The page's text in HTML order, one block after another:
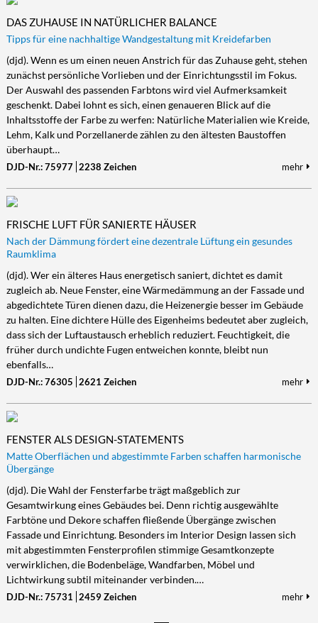
DAS ZUHAUSE IN NATÜRLICHER BALANCE
Tipps für eine nachhaltige Wandgestaltung mit Kreidefarben
(djd). Wenn es um einen neuen Anstrich für das Zuhause geht, stehen
zunächst persönliche Vorlieben und der Einrichtungsstil im Fokus.
Der Auswahl des passenden Farbtons wird viel Aufmerksamkeit
geschenkt. Dabei lohnt es sich, einen genaueren Blick auf die
Inhaltsstoffe der Farbe zu werfen: Natürliche Materialien wie Kreide,
Lehm, Kalk und Porzellanerde zählen zu den ältesten Baustoffen
überhaupt…
DJD-Nr.: 75977 2238 Zeichen mehr
FRISCHE LUFT FÜR SANIERTE HÄUSER
Nach der Dämmung fördert eine dezentrale Lüftung ein gesundes
Raumklima
(djd). Wer ein älteres Haus energetisch saniert, dichtet es damit
zugleich ab. Neue Fenster, eine Wärmedämmung an der Fassade und
abgedichtete Türen dienen dazu, die Heizenergie besser im Gebäude
zu halten. Eine dichtere Hülle des Eigenheims bedeutet aber zugleich,
dass sich der Luftaustausch erheblich reduziert. Feuchtigkeit, die
früher durch undichte Fugen entweichen konnte, bleibt nun
ebenfalls…
DJD-Nr.: 76305 2621 Zeichen mehr
FENSTER ALS DESIGN-STATEMENTS
Matte Oberflächen und abgestimmte Farben schaffen harmonische
Übergänge
(djd). Die Wahl der Fensterfarbe trägt maßgeblich zur
Gesamtwirkung eines Gebäudes bei. Denn richtig ausgewählte
Farbtöne und Dekore schaffen fließende Übergänge zwischen
Fassade und Einrichtung. Besonders im Interior Design lassen sich
mit abgestimmten Fensterprofilen stimmige Gesamtkonzepte
verwirklichen, die Bodenbeläge, Wandfarben, Möbel und
Lichtwirkung subtil miteinander verbinden.…
DJD-Nr.: 75731 2459 Zeichen mehr